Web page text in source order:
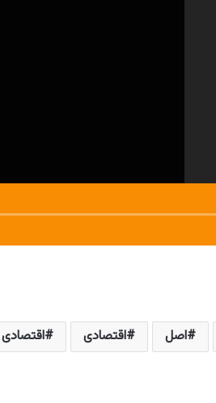
اصل اقتصادی اقتصادی 98